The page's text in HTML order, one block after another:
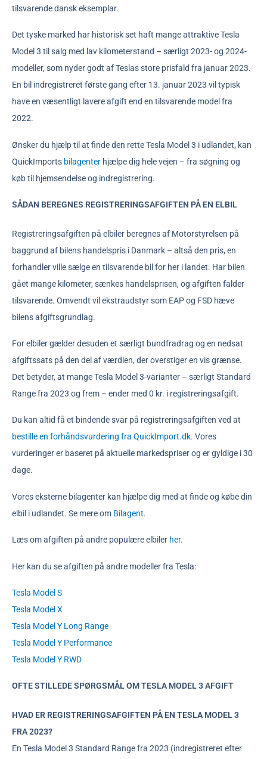
tilsvarende dansk eksemplar.
Det tyske marked har historisk set haft mange attraktive Tesla
Model 3 til salg med lav kilometerstand – særligt 2023- og 2024-
modeller, som nyder godt af Teslas store prisfald fra januar 2023.
En bil indregistreret første gang efter 13. januar 2023 vil typisk
have en væsentligt lavere afgift end en tilsvarende model fra
2022.
Ønsker du hjælp til at finde den rette Tesla Model 3 i udlandet, kan
QuickImports bilagenter hjælpe dig hele vejen – fra søgning og
køb til hjemsendelse og indregistrering.
SÅDAN BEREGNES REGISTRERINGSAFGIFTEN PÅ EN ELBIL
Registreringsafgiften på elbiler beregnes af Motorstyrelsen på
baggrund af bilens handelspris i Danmark – altså den pris, en
forhandler ville sælge en tilsvarende bil for her i landet. Har bilen
gået mange kilometer, sænkes handelsprisen, og afgiften falder
tilsvarende. Omvendt vil ekstraudstyr som EAP og FSD hæve
bilens afgiftsgrundlag.
For elbiler gælder desuden et særligt bundfradrag og en nedsat
afgiftssats på den del af værdien, der overstiger en vis grænse.
Det betyder, at mange Tesla Model 3-varianter – særligt Standard
Range fra 2023 og frem – ender med 0 kr. i registreringsafgift.
Du kan altid få et bindende svar på registreringsafgiften ved at
bestille en forhåndsvurdering fra QuickImport.dk. Vores
vurderinger er baseret på aktuelle markedspriser og er gyldige i 30
dage.
Vores eksterne bilagenter kan hjælpe dig med at finde og købe din
elbil i udlandet. Se mere om Bilagent.
Læs om afgiften på andre populære elbiler her.
Her kan du se afgiften på andre modeller fra Tesla:
Tesla Model S
Tesla Model X
Tesla Model Y Long Range
Tesla Model Y Performance
Tesla Model Y RWD
OFTE STILLEDE SPØRGSMÅL OM TESLA MODEL 3 AFGIFT
HVAD ER REGISTRERINGSAFGIFTEN PÅ EN TESLA MODEL 3
FRA 2023?
En Tesla Model 3 Standard Range fra 2023 (indregistreret efter